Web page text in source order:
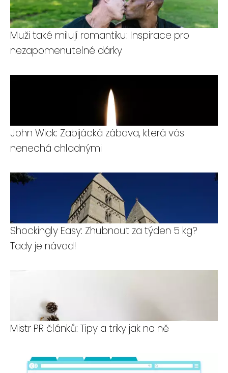
Muži také milují romantiku: Inspirace pro
nezapomenutelné dárky
John Wick: Zabijácká zábava, která vás
nenechá chladnými
Shockingly Easy: Zhubnout za týden 5 kg?
Tady je návod!
Mistr PR článků: Tipy a triky jak na ně